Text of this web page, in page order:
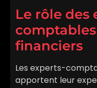
Le rôle des
financiers
Les experts-
apportent leur